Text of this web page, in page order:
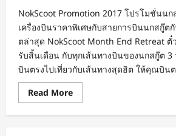
NokScoot Promotion 2017 โปรโมชั่นนก
เครื่องบินราคาพิเศษกับสายการบินนกสกู๊ต
ตล่าสุด NokScoot Month End Retreat
รับสิ้นเดือน กับทุกเส้นทางบินของนกสกู๊ต
บินตรงไปเที่ยวกับเส้นทางสุดฮิต ให้คุณบินต
Read MoreRead
more
NokScoot